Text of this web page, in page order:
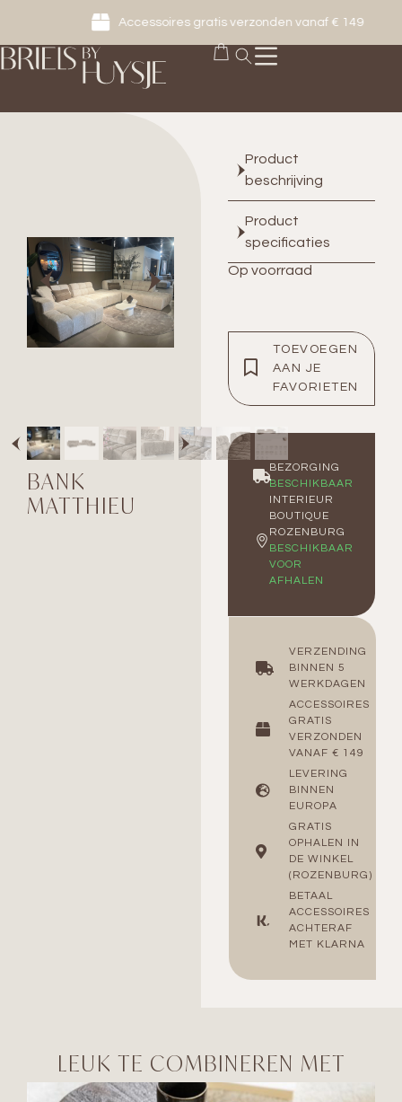
Accessoires gratis verzonden vanaf € 149
BANK
MATTHIEU
Product
beschrijving
Product
specificaties
Op voorraad
TOEVOEGEN
AAN JE
FAVORIETEN
BEZORGING
BESCHIKBAAR
INTERIEUR
BOUTIQUE
ROZENBURG
BESCHIKBAAR
VOOR
AFHALEN
VERZENDING
BINNEN 5
WERKDAGEN
ACCESSOIRES
GRATIS
VERZONDEN
VANAF € 149
LEVERING
BINNEN
EUROPA
GRATIS
OPHALEN IN
DE WINKEL
(ROZENBURG)
BETAAL
ACCESSOIRES
ACHTERAF
MET KLARNA
LEUK TE COMBINEREN MET